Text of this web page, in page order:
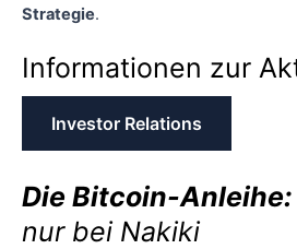
Strategie.
Informationen zur
Investor Relations
Die Bitcoin-Anleihe:
nur bei Nakiki